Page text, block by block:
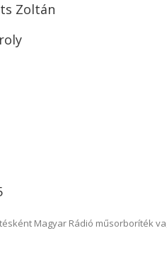
Zoltán
Magyar Rádió műsorboríték